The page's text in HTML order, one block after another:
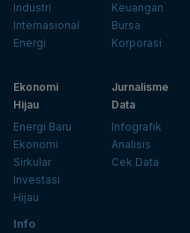
Industri
Internasional
Energi
Keuangan
Bursa
Korporasi
Ekonomi
Hijau
Energi Baru
Ekonomi
Sirkular
Investasi
Hijau
Jurnalisme
Data
Infografik
Analisis
Cek Data
Info